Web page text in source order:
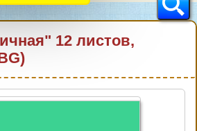
12 листов,